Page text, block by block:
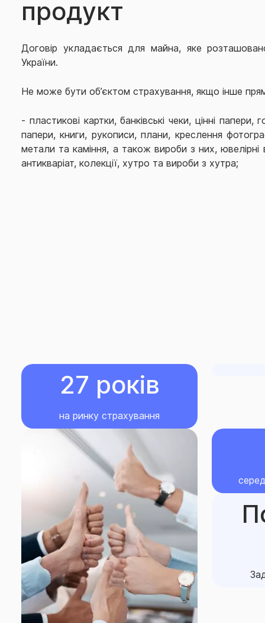
продукт
Договір укладається для майна, яке
України.
Не може бути об’єктом страхування, якщо інше
- пластикові картки, банківські чеки, цінні папери,
папери, книги, рукописи, плани, креслення
метали та каміння, а також вироби з них,
антикваріат, колекції, хутро та вироби з хутра;
трубопроводи, шахти, мости, тунелі, греблі;
- будівлі, стіни яких виготовлені з дерева або з
- малі архітектурні форми (кіоски, лотки тощо,
сцени, навіси та інші тимчасові споруди, в т.ч.
- теплиці та рухоме майно в них;
- майно, що знаходиться під землею (крім
гаражів), під водою, на воді;
- будь-яке рухоме майно та товари в обороті, що
небом, яке за своїми технологічними
відкритим небом;
- майно, що знаходиться на відстані ближче ніж
27 років
на ринку страхування